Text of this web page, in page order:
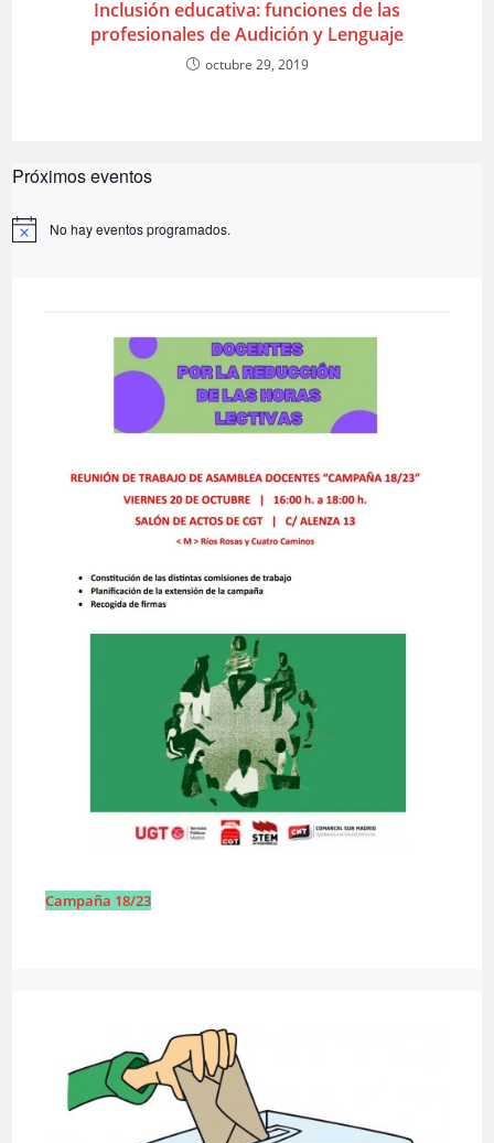
Inclusión educativa: funciones de las
profesionales de Audición y Lenguaje
octubre 29, 2019
Próximos eventos
A
No hay eventos programados.
Campaña 18/23